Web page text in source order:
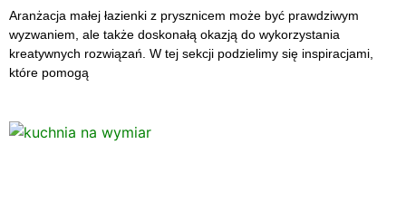
Aranżacja małej łazienki z prysznicem może być prawdziwym
wyzwaniem, ale także doskonałą okazją do wykorzystania
kreatywnych rozwiązań. W tej sekcji podzielimy się inspiracjami,
które pomogą